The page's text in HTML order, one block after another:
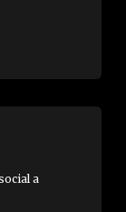
a